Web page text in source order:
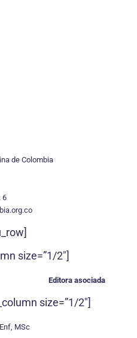
de Colombia
6
size=”1/2″]
Editora asociada
size=”1/2″]
MSc